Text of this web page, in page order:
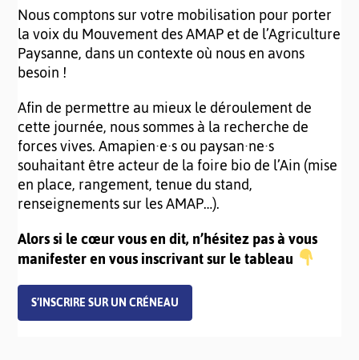
Nous comptons sur votre mobilisation pour porter
la voix du Mouvement des AMAP et de l’Agriculture
Paysanne, dans un contexte où nous en avons
besoin !
Afin de permettre au mieux le déroulement de
cette journée, nous sommes à la recherche de
forces vives. Amapien·e·s ou paysan·ne·s
souhaitant être acteur de la foire bio de l’Ain (mise
en place, rangement, tenue du stand,
renseignements sur les AMAP…).
Alors si le cœur vous en dit, n’hésitez pas à vous
manifester en vous inscrivant sur le tableau
S’INSCRIRE SUR UN CRÉNEAU